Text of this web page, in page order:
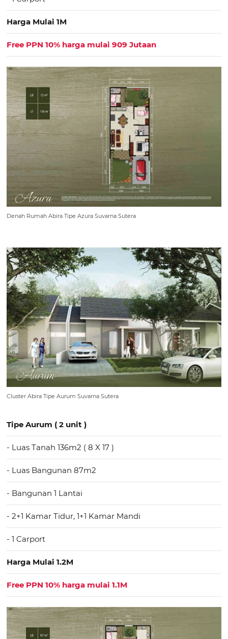
Harga Mulai 1M
Free PPN 10% harga mulai 909 Jutaan
Denah Rumah Abira Tipe Azura Suvarna Sutera
Cluster Abira Tipe Aurum Suvarna Sutera
Tipe Aurum ( 2 unit )
- Luas Tanah 136m2 ( 8 X 17 )
- Luas Bangunan 87m2
- Bangunan 1 Lantai
- 2+1 Kamar Tidur, 1+1 Kamar Mandi
- 1 Carport
Harga Mulai 1.2M
Free PPN 10% harga mulai 1.1M